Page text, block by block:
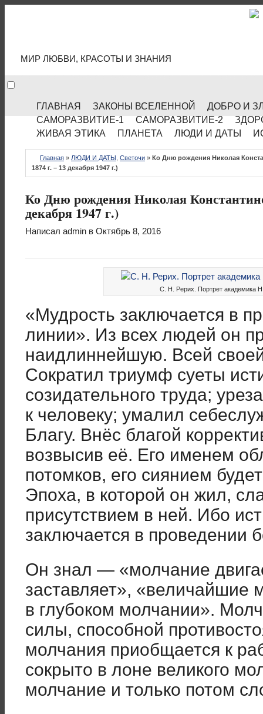
МИР ЛЮБВИ, КРАСОТЫ И ЗНАНИЯ
ГЛАВНАЯ ЗАКОНЫ ВСЕЛЕННОЙ
ДОБРО И
САМОРАЗВИТИЕ-1
САМОРАЗВИТИЕ-2
ЖИВАЯ ЭТИКА
ПЛАНЕТА ЛЮДИ И ДАТЫ
Главная » ЛЮДИ И ДАТЫ Светочи » Ко Дню рождения Николая
1874 г. – 13 декабря 1947 г.)
Ко Дню рождения Николая
декабря 1947 г.)
Написал admin в Октябрь 8, 2016
С. Н. Рерих. Портрет академика
«Мудрость заключается в
линии». Из всех людей он
наидлиннейшую. Всей
Сократил триумф суеты
созидательного труда;
к человеку; умалил
Благу. Внёс благой
возвысив её. Его именем
потомков, его сиянием
Эпоха, в которой он жил,
присутствием в ней. Ибо
заключается в проведении
Он знал — «молчание
заставляет», «величайшие
в глубоком молчании».
силы, способной
молчания приобщается к
сокрыто в лоне великого
молчание и только потом